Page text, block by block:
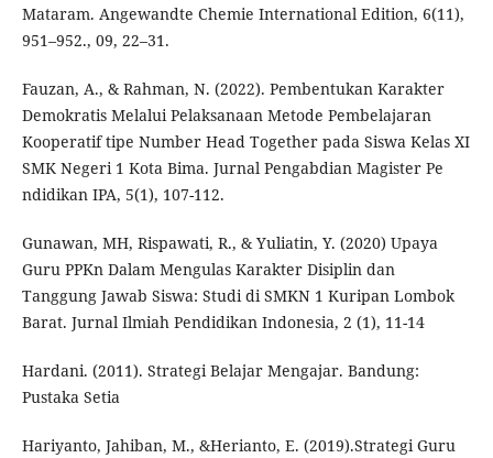
Mataram. Angewandte Chemie International Edition, 6(11),
951–952., 09, 22–31.
Fauzan, A., & Rahman, N. (2022). Pembentukan Karakter
Demokratis Melalui Pelaksanaan Metode Pembelajaran
Kooperatif tipe Number Head Together pada Siswa Kelas XI
SMK Negeri 1 Kota Bima. Jurnal Pengabdian Magister Pe
ndidikan IPA, 5(1), 107-112.
Gunawan, MH, Rispawati, R., & Yuliatin, Y. (2020) Upaya
Guru PPKn Dalam Mengulas Karakter Disiplin dan
Tanggung Jawab Siswa: Studi di SMKN 1 Kuripan Lombok
Barat. Jurnal Ilmiah Pendidikan Indonesia, 2 (1), 11-14
Hardani. (2011). Strategi Belajar Mengajar. Bandung:
Pustaka Setia
Hariyanto, Jahiban, M., &Herianto, E. (2019).Strategi Guru